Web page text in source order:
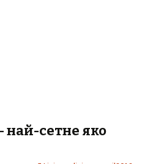
най-сетне яко